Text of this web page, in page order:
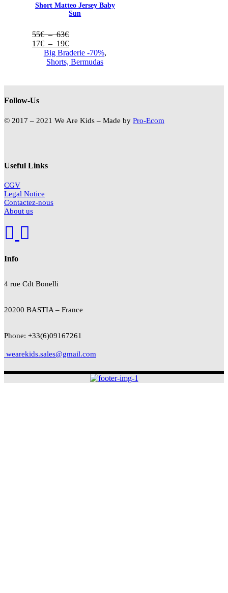
Short Matteo Jersey Baby
Sun
55€ – 63€Plage
de
prix :
55€
17€ – 19€Plage
de
prix :
Big Braderie -70%,
Shorts, Bermudas
Info
4 rue Cdt Bonelli
20200 BASTIA – France
Phone: +33(6)09167261
wearekids.sales@gmail.com
Useful Links
CGV
Legal Notice
Contactez-nous
About us
Follow-Us
© 2017 – 2021 We Are Kids – Made by Pro-Ecom